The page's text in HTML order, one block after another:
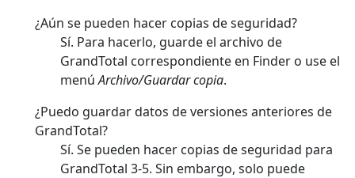
¿Aún se pueden hacer copias de seguridad?
Sí. Para hacerlo, guarde el archivo de
GrandTotal correspondiente en Finder o use el
menúArchivo/Guardar copia.
¿Puedo guardar datos de versiones anteriores de
GrandTotal?
Sí. Se pueden hacer copias de seguridad para
GrandTotal 3-5. Sin embargo, solo puede